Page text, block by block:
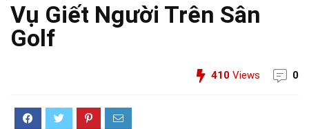
Vụ Giết Người Trên Sân
Golf
410 Views 0